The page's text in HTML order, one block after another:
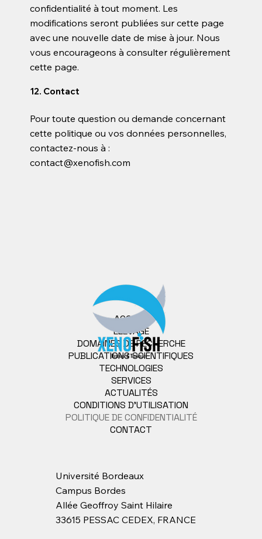
confidentialité à tout moment. Les
modifications seront publiées sur cette page
avec une nouvelle date de mise à jour. Nous
vous encourageons à consulter régulièrement
cette page.
12. Contact
Pour toute question ou demande concernant
cette politique ou vos données personnelles,
contactez-nous à :
contact@xenofish.com
Université Bordeaux
Campus Bordes
Allée Geoffroy Saint Hilaire
33615 PESSAC CEDEX, FRANCE
ACCUEIL
ÉLEVAGE
DOMAINES DE RECHERCHE
PUBLICATIONS SCIENTIFIQUES
TECHNOLOGIES
SERVICES
ACTUALITÉS
CONDITIONS D'UTILISATION
POLITIQUE DE CONFIDENTIALITÉ
CONTACT